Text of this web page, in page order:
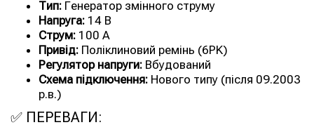
Тип: Генератор змінного струму
Напруга: 14 В
Струм: 100 А
Привід: Поліклиновий ремінь (6PK)
Регулятор напруги: Вбудований
Схема підключення: Нового типу (після 09.2003
р.в.)
✅ ПЕРЕВАГИ: